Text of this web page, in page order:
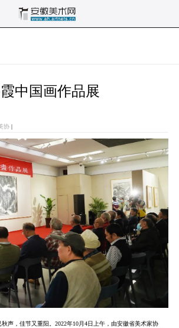
中国画作品展
协|
声，佳节又重阳。2022年10月4日上午，由安徽省美术家协